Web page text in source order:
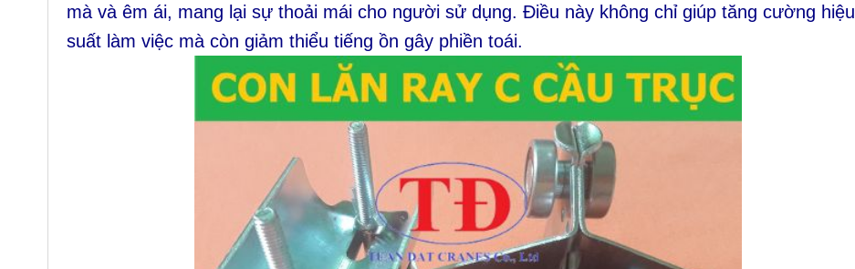
mà và êm ái, mang lại sự thoải mái cho người sử dụng. Điều này không chỉ giúp tăng cường hiệu
suất làm việc mà còn giảm thiểu tiếng ồn gây phiền toái.